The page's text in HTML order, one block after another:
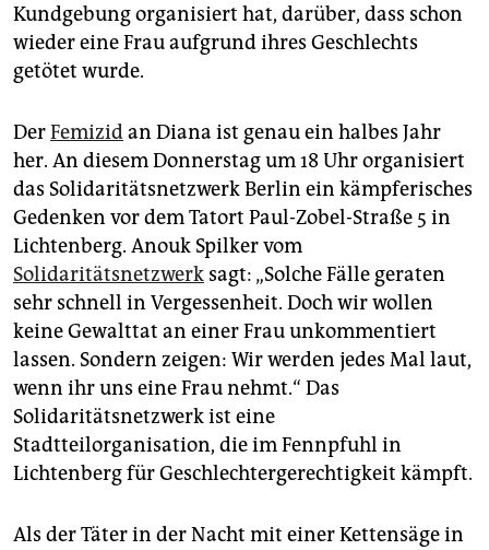
Kundgebung organisiert hat, darüber, dass schon
wieder eine Frau aufgrund ihres Geschlechts
getötet wurde.
DerFemizidan Diana ist genau ein halbes Jahr
her. An diesem Donnerstag um 18 Uhr organisiert
das Solidaritätsnetzwerk Berlin ein kämpferisches
Gedenken vor dem Tatort Paul-Zobel-Straße 5 in
Lichtenberg. Anouk Spilker vom
Solidaritätsnetzwerk sagt: „Solche Fälle geraten
sehr schnell in Vergessenheit. Doch wir wollen
keine Gewalttat an einer Frau unkommentiert
lassen. Sondern zeigen: Wir werden jedes Mal laut,
wenn ihr uns eine Frau nehmt.“ Das
Solidaritätsnetzwerk ist eine
Stadtteilorganisation, die im Fennpfuhl in
Lichtenberg für Geschlechtergerechtigkeit kämpft.
Als der Täter in der Nacht mit einer Kettensäge in